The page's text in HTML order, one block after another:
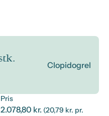
Clopidogrel
Pris
2.078,80 kr. (20,79 kr. pr.